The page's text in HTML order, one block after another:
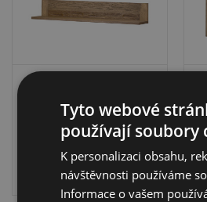
Závěsná police Velvet
35
4 750,00Kč
3 589,00Kč
Tyto webové
používají soubory
K personalizaci obsahu,
návštěvnosti používáme
Informace o vašem